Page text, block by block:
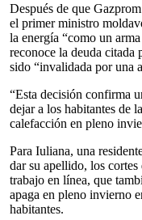
Después de que
el primer ministro
la energía “como un
reconoce la deuda citada
sido “invalidada por una
“Esta decisión confirma
dejar a los habitantes de
calefacción en pleno
Para Iuliana, una
dar su apellido, los
trabajo en línea, que
apaga en pleno invierno
habitantes.